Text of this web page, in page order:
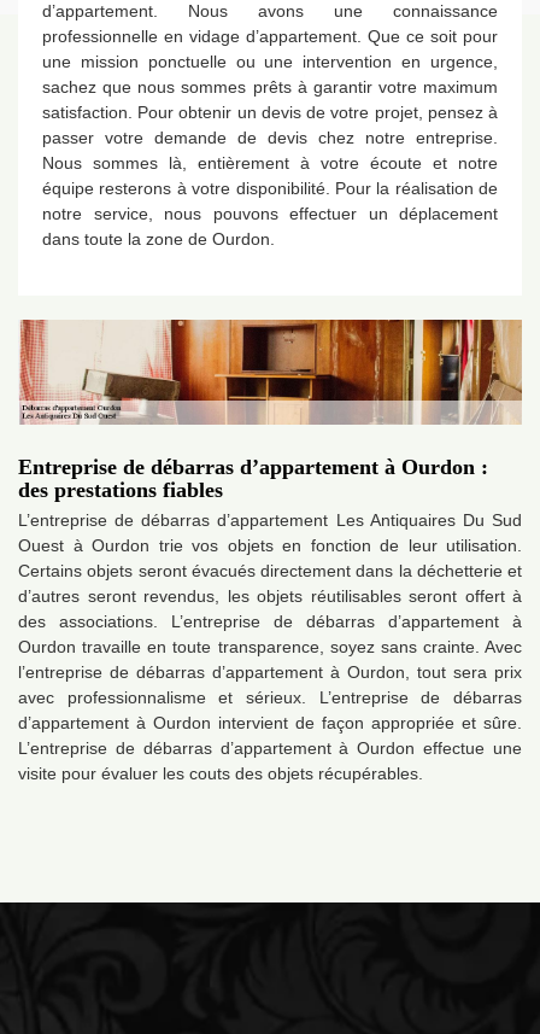
d’appartement. Nous avons une connaissance
professionnelle en vidage d’appartement. Que ce soit pour
une mission ponctuelle ou une intervention en urgence,
sachez que nous sommes prêts à garantir votre maximum
satisfaction. Pour obtenir un devis de votre projet, pensez à
passer votre demande de devis chez notre entreprise.
Nous sommes là, entièrement à votre écoute et notre
équipe resterons à votre disponibilité. Pour la réalisation de
notre service, nous pouvons effectuer un déplacement
dans toute la zone de Ourdon.
Entreprise de débarras d’appartement à Ourdon :
des prestations fiables
L’entreprise de débarras d’appartement Les Antiquaires Du Sud
Ouest à Ourdon trie vos objets en fonction de leur utilisation.
Certains objets seront évacués directement dans la déchetterie et
d’autres seront revendus, les objets réutilisables seront offert à
des associations. L’entreprise de débarras d’appartement à
Ourdon travaille en toute transparence, soyez sans crainte. Avec
l’entreprise de débarras d’appartement à Ourdon, tout sera prix
avec professionnalisme et sérieux. L’entreprise de débarras
d’appartement à Ourdon intervient de façon appropriée et sûre.
L’entreprise de débarras d’appartement à Ourdon effectue une
visite pour évaluer les couts des objets récupérables.